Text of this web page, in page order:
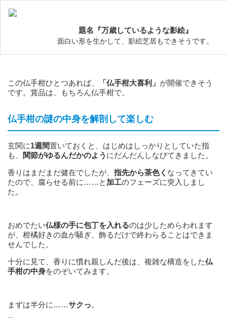
題名『万歳しているような影絵』
面白い形を生かして、影絵芝居もできそうです。
この仏手柑ひとつあれば、 「仏手柑大喜利」 が開催できそう
です。賞品は、もちろん仏手柑で。
仏手柑の謎の中身を解剖して楽しむ
玄関に1週間置いておくと、はじめはしっかりとしていた指
も、
関節がゆるんだかのよう にだんだんしなびてきました。
香りはまだまだ健在でしたが、 指先から茶色く なってきてい
たので、腐らせる前に……と 加工のフェーズに突入しまし
た。
おめでたい仏様の手に包丁を入れるのは少しためらわれます
が、柑橘好きの血が騒ぎ、飾るだけで終わらることはできま
せんでした。
十分に見て、香りに慣れ親しんだ後は、複雑な構造をした仏
手柑の中身をのぞいてみます。
まずは半分に……サクっ。